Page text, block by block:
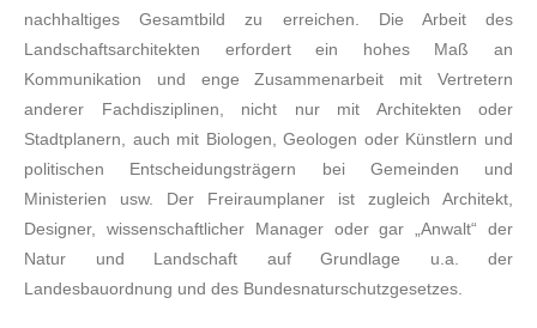
nachhaltiges Gesamtbild zu erreichen. Die Arbeit des
Landschaftsarchitekten erfordert ein hohes Maß an
Kommunikation und enge Zusammenarbeit mit Vertretern
anderer Fachdisziplinen, nicht nur mit Architekten oder
Stadtplanern, auch mit Biologen, Geologen oder Künstlern und
politischen Entscheidungsträgern bei Gemeinden und
Ministerien usw. Der Freiraumplaner ist zugleich Architekt,
Designer, wissenschaftlicher Manager oder gar „Anwalt“ der
Natur und Landschaft auf Grundlage u.a. der
Landesbauordnung und des Bundesnaturschutzgesetzes.